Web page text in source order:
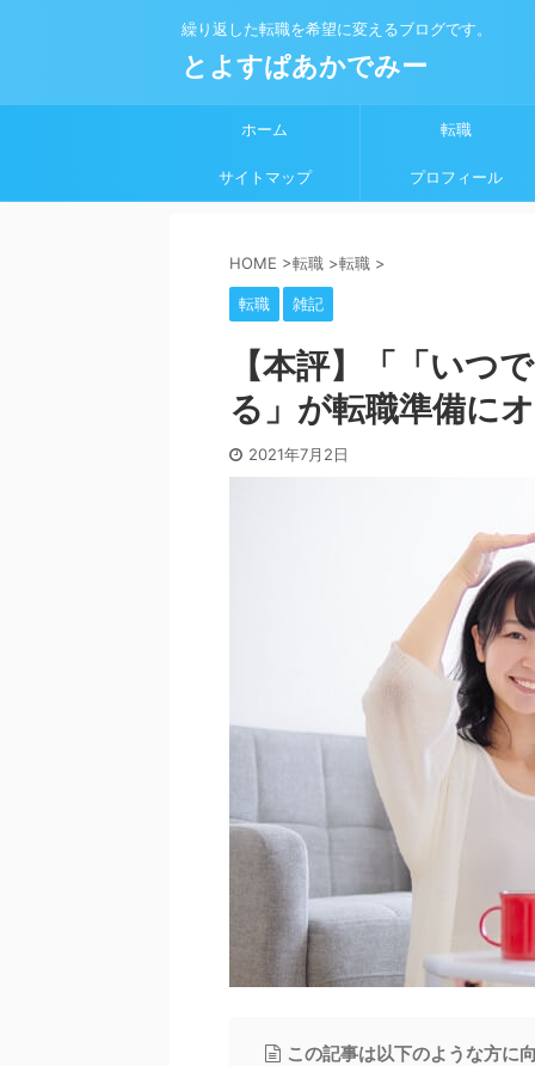
繰り返した転職を希望に変えるブログです。
とよすぱあかでみー
ホーム 転職
サイトマップ プロフィール
HOME >転職 >転職 >
転職 雑記
【本評】「「いつ
る」が転職準備に
2021年7月2日
この記事は以下のような方に